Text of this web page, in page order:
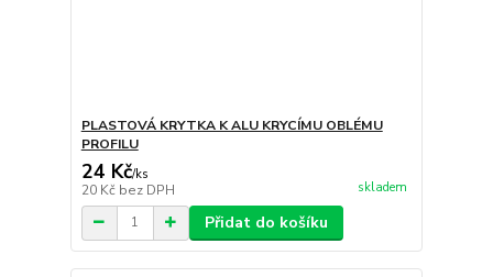
PLASTOVÁ KRYTKA K ALU KRYCÍMU OBLÉMU
PROFILU
24 Kč/ks
20 Kč bez DPH skladem
Přidat do košíku